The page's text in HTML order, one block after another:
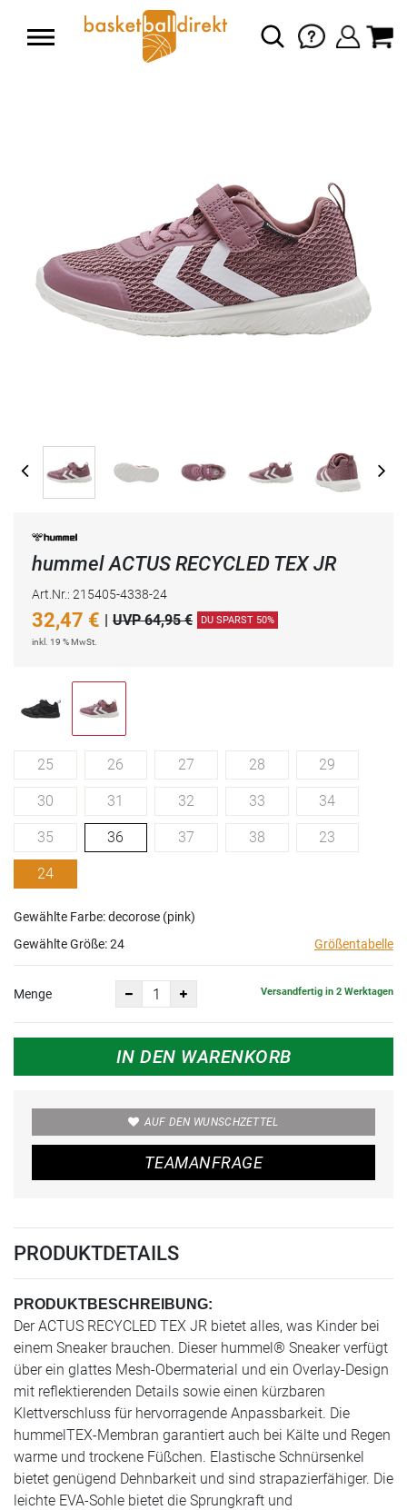
hummel ACTUS RECYCLED TEX JR
Art.Nr.: 215405-4338-24
32,47 € | UVP 64,95 € DU SPARST 50%
inkl. 19 % MwSt.
25 26 27 28 29
30 31 32 33 34
35 36 37 38 23
24
Gewählte Farbe: decorose (pink)
Gewählte Größe:24 Größentabelle
Menge Versandfertig in 2 Werktagen
IN DEN WARENKORB
AUF DEN WUNSCHZETTEL
TEAMANFRAGE
PRODUKTDETAILS
PRODUKTBESCHREIBUNG:
Der ACTUS RECYCLED TEX JR bietet alles, was Kinder bei
einem Sneaker brauchen. Dieser hummel® Sneaker verfügt
über ein glattes Mesh-Obermaterial und ein Overlay-Design
mit reflektierenden Details sowie einen kürzbaren
Klettverschluss für hervorragende Anpassbarkeit. Die
hummelTEX-Membran garantiert auch bei Kälte und Regen
warme und trockene Füßchen. Elastische Schnürsenkel
bietet genügend Dehnbarkeit und sind strapazierfähiger. Die
leichte EVA-Sohle bietet die Sprungkraft und